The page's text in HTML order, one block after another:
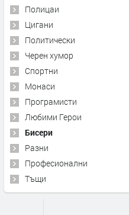
Полицаи
Цигани
Политически
Черен хумор
Спортни
Монаси
Програмисти
Любими Герои
Бисери
Разни
Професионални
Тъщи